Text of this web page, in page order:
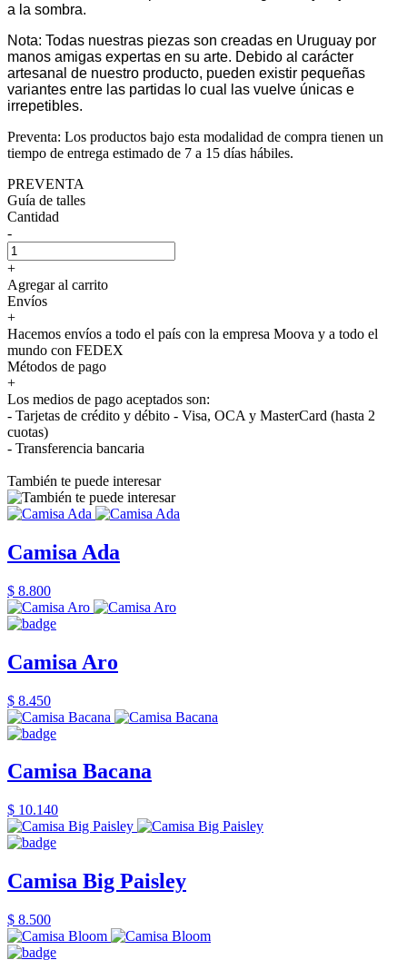
a la sombra.
Nota: Todas nuestras piezas son creadas en Uruguay por
manos amigas expertas en su arte. Debido al carácter
artesanal de nuestro producto, pueden existir pequeñas
variantes entre las partidas lo cual las vuelve únicas e
irrepetibles.
Preventa: Los productos bajo esta modalidad de compra tienen un
tiempo de entrega estimado de 7 a 15 días hábiles.
PREVENTA
Guía de talles
Cantidad
-
+
Agregar al carrito
Envíos
+
Hacemos envíos a todo el país con la empresa Moova y a todo el
mundo con FEDEX
Métodos de pago
+
Los medios de pago aceptados son:
- Tarjetas de crédito y débito - Visa, OCA y MasterCard (hasta 2
cuotas)
- Transferencia bancaria
También te puede interesar
Camisa Ada
$ 8.800
Camisa Aro
$ 8.450
Camisa Bacana
$ 10.140
Camisa Big Paisley
$ 8.500